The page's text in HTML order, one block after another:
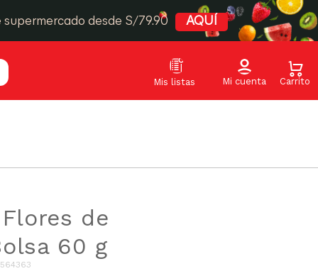
desde S/79.90 AQUÍ
de
60 g
564363